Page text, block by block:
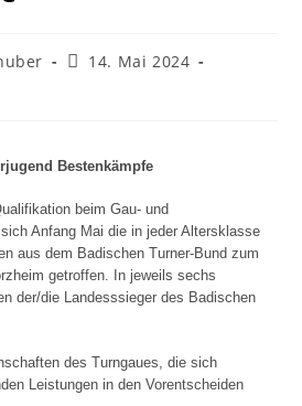
14. Mai 2024
Bestenkämpfe
beim Gau- und
Anfang Mai die in jeder Altersklasse
aus dem Badischen Turner-Bund zum
getroffen. In jeweils sechs
der/die Landesssieger des Badischen
des Turngaues, die sich
Leistungen in den Vorentscheiden